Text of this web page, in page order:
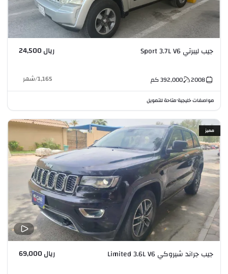
جيب ليبرتي Sport 3.7L V6 ريال 24,500
2008
392,000كم 1,165
/شهر
مواصفات خليجية•متاحة للتمويل
مميز
جيب جراند شيروكي Limited 3.6L V6 ريال 69,000